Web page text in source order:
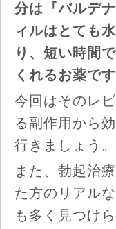
分は『バルデ
ィルはとても
り、短い時間
くれるお薬です
今回はそのレ
る副作用から
行きましょう。
また、勃起治
た方のリアル
も多く見つけ